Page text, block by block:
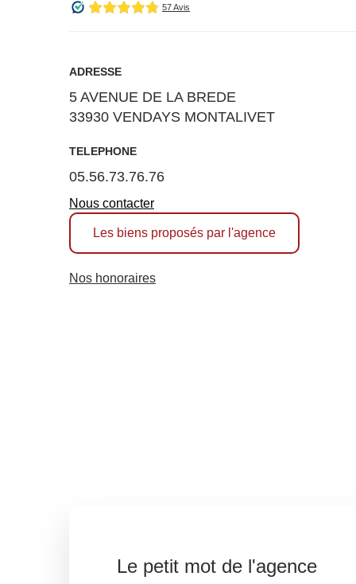
ADRESSE
5 AVENUE DE LA BREDE
33930 VENDAYS MONTALIVET
TELEPHONE
05.56.73.76.76
Nous contacter
Les biens proposés par l'agence
Nos honoraires
Le petit mot de l'agence